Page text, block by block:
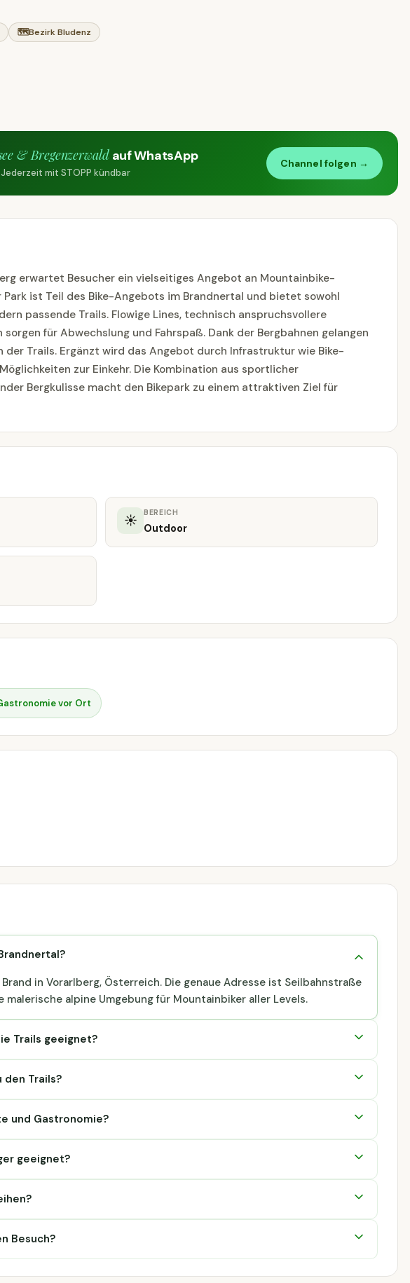
🗺Bezirk Bludenz
& Bregenzerwaldauf WhatsApp
Jederzeit mit STOPP kündbar
Channel folgen →
erwartet Besucher ein vielseitiges Angebot an Mountainbike-
Park ist Teil des Bike-Angebots im Brandnertal und bietet sowohl
passende Trails. Flowige Lines, technisch anspruchsvollere
für Abwechslung und Fahrspaß. Dank der Bergbahnen gelangen
der Trails. Ergänzt wird das Angebot durch Infrastruktur wie Bike-
zur Einkehr. Die Kombination aus sportlicher
Bergkulisse macht den Bikepark zu einem attraktiven Ziel für
☀ BEREICH
Outdoor
vor Ort
in Vorarlberg, Österreich. Die genaue Adresse ist Seilbahnstraße
malerische alpine Umgebung für Mountainbiker aller Levels.
Trails geeignet?
Trails?
und Gastronomie?
geeignet?
Besuch?